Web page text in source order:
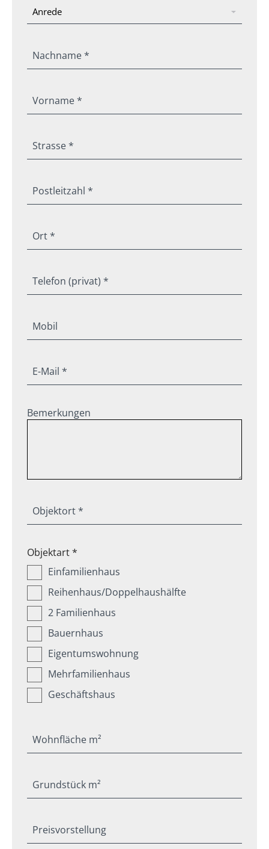
Nachname *
Vorname *
Strasse *
Postleitzahl *
Ort *
Telefon (privat) *
Mobil
E-Mail *
Bemerkungen
Objektort *
Objektart *
Einfamilienhaus
Reihenhaus/Doppelhaushälfte
2 Familienhaus
Bauernhaus
Eigentumswohnung
Mehrfamilienhaus
Geschäftshaus
Wohnfläche m²
Grundstück m²
Preisvorstellung